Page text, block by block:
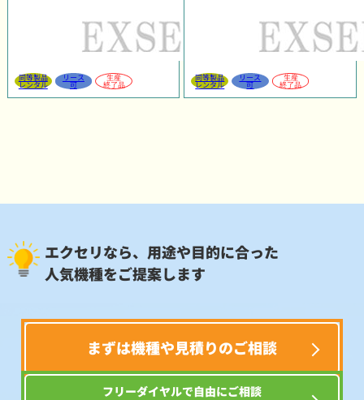
同等製品
レンタル
リース
可
生産
終了品
同等製品
レンタル
リース
可
生産
終了品
エクセリなら、用途や目的に合った
人気機種をご提案します
まずは機種や見積りのご相談
フリーダイヤルで自由にご相談